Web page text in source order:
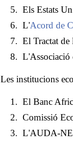
Els Estats
L'Acord de
El Tractat
L'Associació
Les institucions
El Banc
Comissió
L'AUDA-